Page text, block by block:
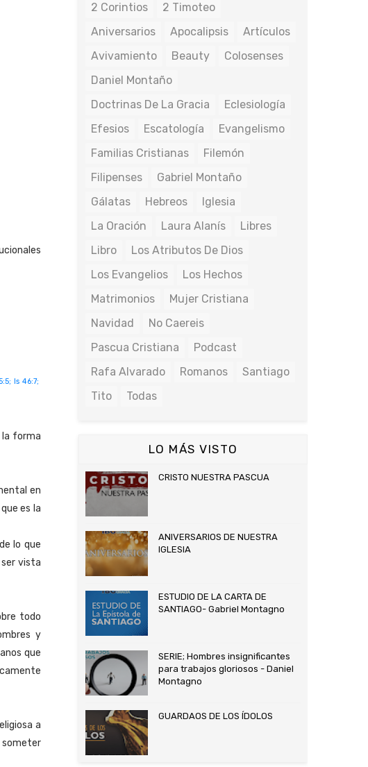
Is 46:7;
forma
en
es la
lo que
ser vista
todo
y
que
a
2 Corintios
2 Timoteo
Aniversarios
Apocalipsis
Artículos
Avivamiento
Beauty
Colosenses
Daniel Montaño
Doctrinas De La Gracia
Eclesiología
Efesios
Escatología
Evangelismo
Familias Cristianas
Filemón
Filipenses
Gabriel Montaño
Gálatas
Hebreos
Iglesia
La Oración
Laura Alanís
Libres
Libro
Los Atributos De Dios
Los Evangelios
Los Hechos
Matrimonios
Mujer Cristiana
Navidad
No Caereis
Pascua Cristiana
Podcast
Rafa Alvarado
Romanos
Santiago
Tito
Todas
LO MÁS VISTO
CRISTO NUESTRA PASCUA
ANIVERSARIOS DE NUESTRA
IGLESIA
ESTUDIO DE LA CARTA DE
SANTIAGO- Gabriel Montagno
SERIE; Hombres insignificantes
para trabajos gloriosos - Daniel
Montagno
GUARDAOS DE LOS ÍDOLOS